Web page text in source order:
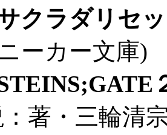
クラダリセ
ーカー文庫)
著・三輪清